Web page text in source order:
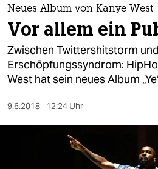
themen
politik
öko
Neues Album von Kanye West
Vor allem ein
Zwischen Twittershitstorm und
Erschöpfungssyndrom:
West hat sein neues Album
9.6.2018 12:24 Uhr